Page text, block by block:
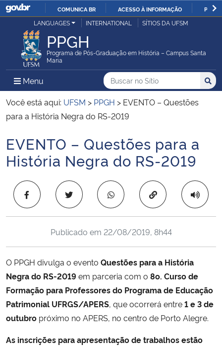
IR
O
COMUNICA BR ACESSO À INFORMAÇÃO
Ministério da Justiça e Segurança Pública
Ministério da Defesa
Ministério das Relações Exteriores
Ministério da Infraestrutura
Ministério da Educação
Ministério da Cidadania
Ministério de Minas e Energia
Ministério da Ciência, Tecnologia, Inovações e Comunicações
Ministério do Meio Ambiente
LANGUAGES INTERNATIONAL SÍTIOS DA UFSM
PPGH
Programa de Pós-Graduação em História – Campus Santa
Maria
Menu Menu Principal do Sítio
Busca
Buscar no no Sítio
Busca:
Você está aqui: UFSM > PPGH > EVENTO – Questões
para a História Negra do RS-2019
Início do conteúdo
EVENTO – Questões para a
História Negra do RS-2019
Copiar para área
Publicado em 22/08/2019, 8h44
O PPGH divulga o evento Questões para a História
Negra do RS-2019 em parceria com o 8o. Curso de
Formação para Professores do Programa de Educação
Patrimonial UFRGS/APERS, que ocorrerá entre1 e 3 de
outubro próximo no APERS, no centro de Porto Alegre.
As inscrições para apresentação de trabalhos estão